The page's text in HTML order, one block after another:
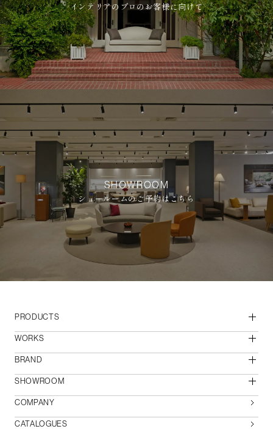
インテリアのプロのお客様に向けて
SHOWROOM
ショールームのご予約はこちら
PRODUCTS
WORKS
BRAND
SHOWROOM
COMPANY
CATALOGUES